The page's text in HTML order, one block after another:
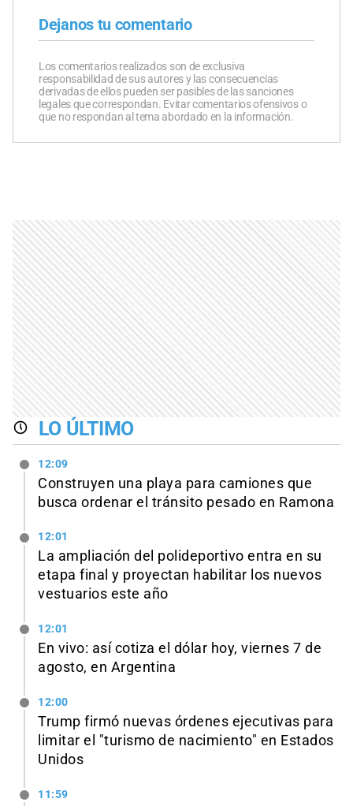
Dejanos tu comentario
Los comentarios realizados son de exclusiva
responsabilidad de sus autores y las consecuencias
derivadas de ellos pueden ser pasibles de las sanciones
legales que correspondan. Evitar comentarios ofensivos o
que no respondan al tema abordado en la información.
LO ÚLTIMO
12:09
Construyen una playa para camiones que
busca ordenar el tránsito pesado en Ramona
12:01
La ampliación del polideportivo entra en su
etapa final y proyectan habilitar los nuevos
vestuarios este año
12:01
En vivo: así cotiza el dólar hoy, viernes 7 de
agosto, en Argentina
12:00
Trump firmó nuevas órdenes ejecutivas para
limitar el "turismo de nacimiento" en Estados
Unidos
11:59